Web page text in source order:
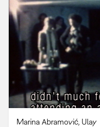
Marina Abramović, Ulay